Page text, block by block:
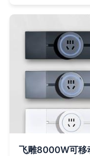
飞雕8000W可移